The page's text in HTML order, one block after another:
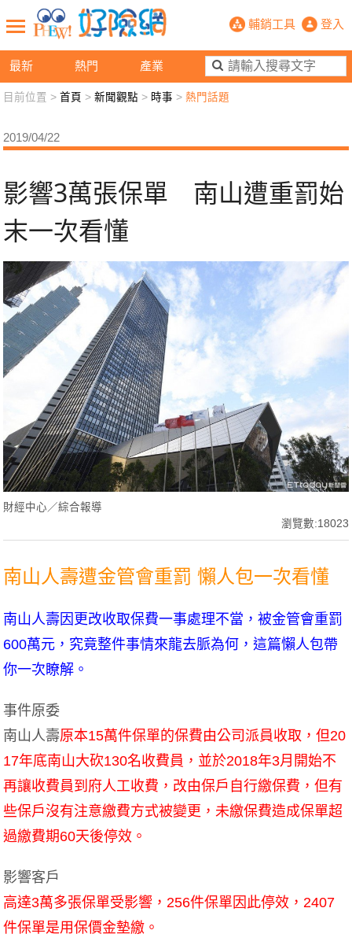
最新 熱門 產業
影響3萬張保單 南山遭重罰始末
輔銷工具 登入
新聞觀點 業務交流 好險懂生活
退休先準備 好險學堂 輔銷工具 活動專區
目前位置 >首頁 >新聞觀點 > 時事 >熱門話題
2019/04/22
影響3萬張保單 南山遭重罰始
末一次看懂
財經中心／綜合報導
瀏覽數:18023
南山人壽遭金管會重罰 懶人包一次看懂
南山人壽因更改收取保費一事處理不當，被金管會重罰
600萬元，究竟整件事情來龍去脈為何，這篇懶人包帶
你一次瞭解。
事件原委
南山人壽原本15萬件保單的保費由公司派員收取，但20
17年底南山大砍130名收費員，並於2018年3月開始不
再讓收費員到府人工收費，改由保戶自行繳保費，但有
些保戶沒有注意繳費方式被變更，未繳保費造成保單超
過繳費期60天後停效。
影響客戶
高達3萬多張保單受影響，256件保單因此停效，2407
件保單是用保價金墊繳。